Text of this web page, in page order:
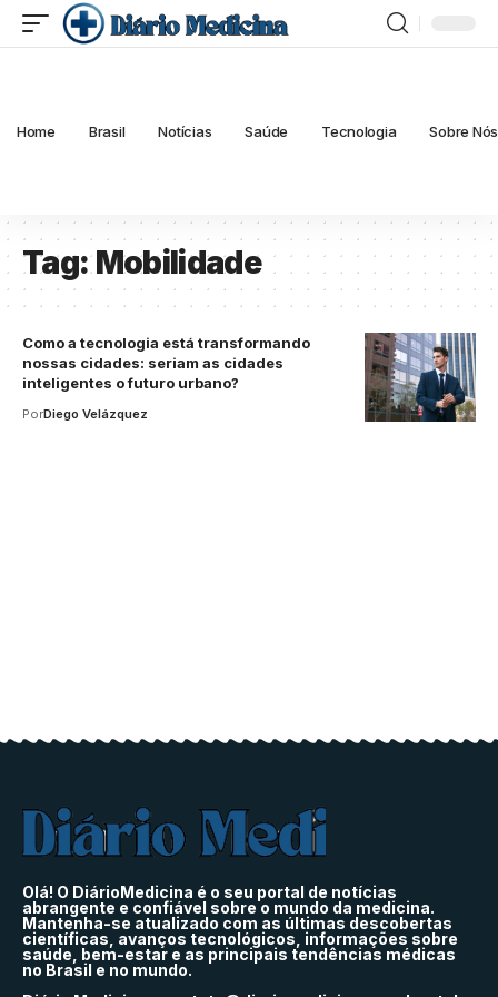
Home Brasil Notícias Saúde Tecnologia Sobre Nós
Tag:Mobilidade
Como a tecnologia está transformando
nossas cidades: seriam as cidades
inteligentes o futuro urbano?
PorDiego Velázquez
Olá! O DiárioMedicina é o seu portal de notícias
abrangente e confiável sobre o mundo da medicina.
Mantenha-se atualizado com as últimas descobertas
científicas, avanços tecnológicos, informações sobre
saúde, bem-estar e as principais tendências médicas
no Brasil e no mundo.